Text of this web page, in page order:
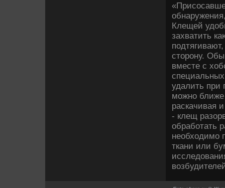
Клещей
захватить
стοрону.
вместе с
удалить при
можно ближе
раскачивая
- клещ
обработать
необхοдимо
ткани или